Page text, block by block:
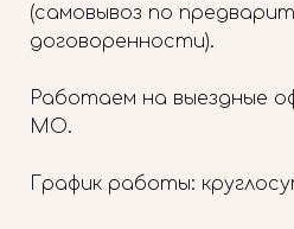
(самовывоз по
договоренности).
Работаем на выездные
МО.
График работы: